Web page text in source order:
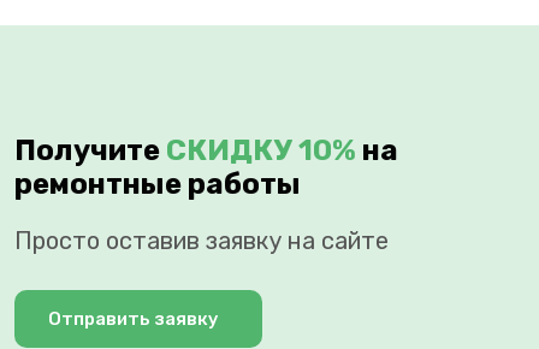
Получите СКИДКУ 10% на
ремонтные работы
Просто оставив заявку на сайте
Отправить заявку